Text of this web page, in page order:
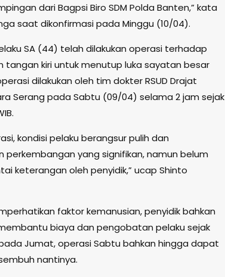
dari Bagpsi Biro SDM Polda Banten,” kata
saat dikonfirmasi pada Minggu (10/04).
SA (44) telah dilakukan operasi terhadap
tangan kiri untuk menutup luka sayatan besar
dilakukan oleh tim dokter RSUD Drajat
Serang pada Sabtu (09/04) selama 2 jam sejak
kondisi pelaku berangsur pulih dan
perkembangan yang signifikan, namun belum
keterangan oleh penyidik,” ucap Shinto
faktor kemanusian, penyidik bahkan
biaya dan pengobatan pelaku sejak
Jumat, operasi Sabtu bahkan hingga dapat
nantinya.